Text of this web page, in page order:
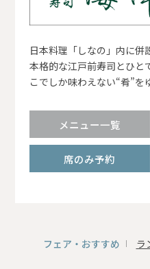
日本料理「しなの」内に併
本格的な江戸前寿司とひと
こでしか味わえない“肴”を
メニュー一覧
席のみ予約
フェア・おすすめ ラ